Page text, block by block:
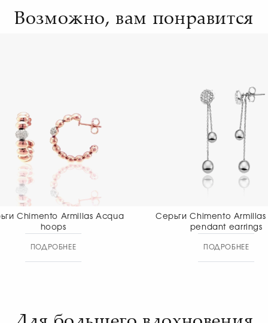
Возможно, вам понравится
Серьги Chimento Armillas Acqua
pendant earrings
ПОДРОБНЕЕ
Серьги